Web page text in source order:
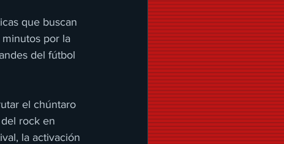
que buscan
por la
del fútbol
el chúntaro
rock en
la activación